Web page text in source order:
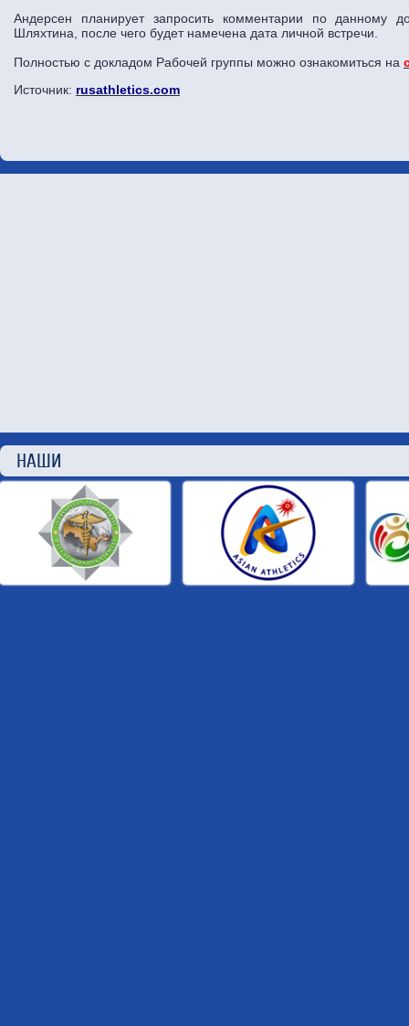
Андерсен планирует запросить комментарии по данному
Шляхтина, после чего будет намечена дата личной встречи.
Полностью с докладом Рабочей группы можно ознакомиться на
Источник: rusathletics.com
НАШИ